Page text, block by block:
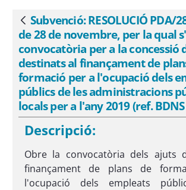
l&#39;ocupació dels
les administracions
a l&#39;any 2019 (ref. BDNS
eSAM
Vés enrere
Subvenció: RESOLUCIÓ PDA/
de 28 de novembre, per la qual
convocatòria per a la concessió
destinats al finançament de
formació per a l'ocupació dels
públics de les administracions
locals per a l'any 2019 (ref.
Descripció:
Obre la convocatòria dels ajuts
finançament de plans de
l'ocupació dels empleats